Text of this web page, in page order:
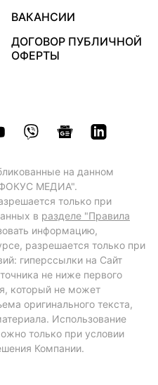
ВАКАНСИИ
ДОГОВОР ПУБЛИЧНОЙ
ОФЕРТЫ
на данном
МЕДИА".
только при
в разделе "Правила
информацию,
разрешается только при
гиперссылки на Сайт
не ниже первого
который не может
оригинального текста,
Использование
только при условии
Компании.